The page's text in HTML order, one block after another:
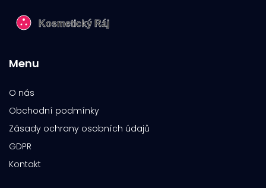
Menu
O nás
Obchodní podmínky
Zásady ochrany osobních údajů
GDPR
Kontakt